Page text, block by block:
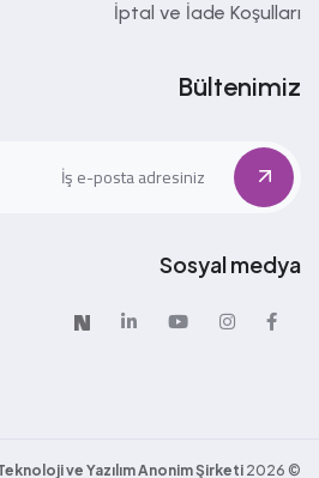
İptal ve İade Koşulları
Bültenimiz
Sosyal medya
©
2026
ve Yazılım Anonim Şirketi